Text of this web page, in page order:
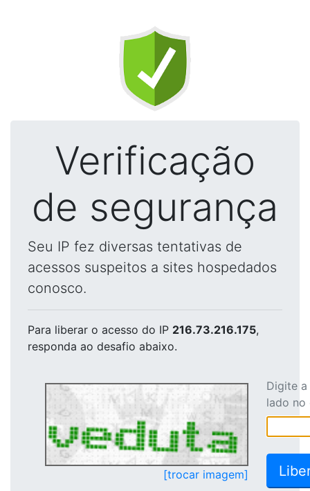
Verificação
de segurança
Seu IP fez diversas tentativas de
acessos suspeitos a sites hospedados
conosco.
Para liberar o acesso do IP 216.73.216.175,
responda ao desafio abaixo.
[trocar imagem]
Digite
lado no